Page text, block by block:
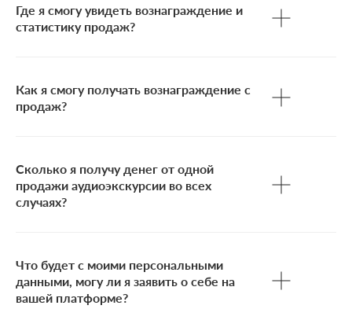
Где я смогу увидеть вознаграждение и
статистику продаж?
Как я смогу получать вознаграждение с
продаж?
Сколько я получу денег от одной
продажи аудиоэкскурсии во всех
случаях?
Что будет с моими персональными
данными, могу ли я заявить о себе на
вашей платформе?